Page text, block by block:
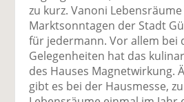
zu kurz. Vanoni
Marktsonntagen der Stadt
für jedermann. Vor allem bei
Gelegenheiten hat das
des Hauses Magnetwirkung.
gibt es bei der Hausmesse,